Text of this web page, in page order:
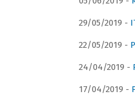
29/05/2019 -
22/05/2019 -
24/04/2019 -
17/04/2019 -